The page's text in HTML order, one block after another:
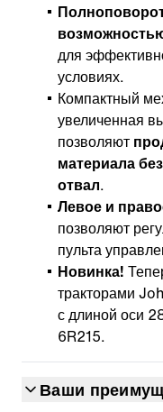
для
условиях.
Компактный
увеличенная
позволяют
материала
отвал.
Левое и
позволяют
пульта
Новинка!
тракторами
с длиной оси
6R215.
Ваши